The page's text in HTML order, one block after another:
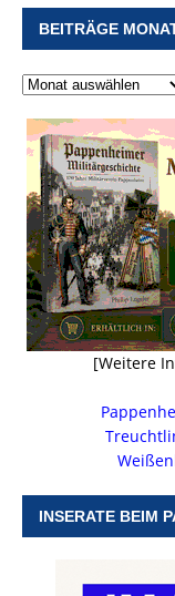
BEITRÄGE
[Weitere
INSERATE BEIM